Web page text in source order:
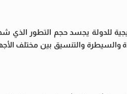
للدولة يجسد حجم التطور
والتنسيق بين مختلف